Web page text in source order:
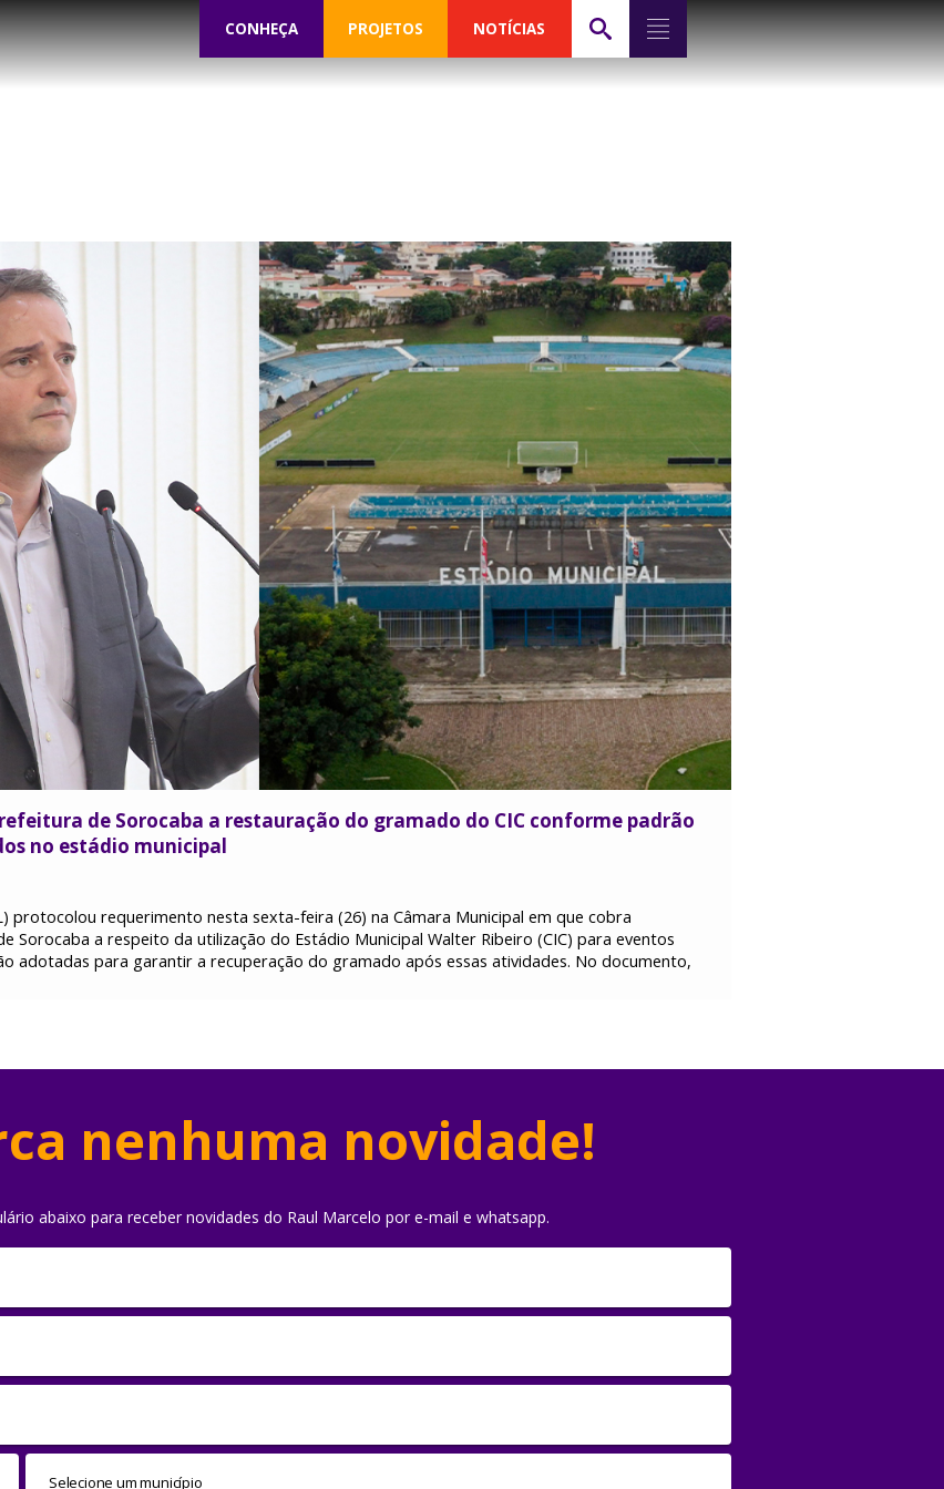
CONHEÇA PROJETOS NOTÍCIAS
de Sorocaba a restauração do gramado do CIC conforme padrão
no estádio municipal
protocolou requerimento nesta sexta-feira (26) na Câmara Municipal em que cobra
Sorocaba a respeito da utilização do Estádio Municipal Walter Ribeiro (CIC) para eventos
adotadas para garantir a recuperação do gramado após essas atividades. No documento,
nenhuma novidade!
abaixo para receber novidades do Raul Marcelo por e-mail e whatsapp.